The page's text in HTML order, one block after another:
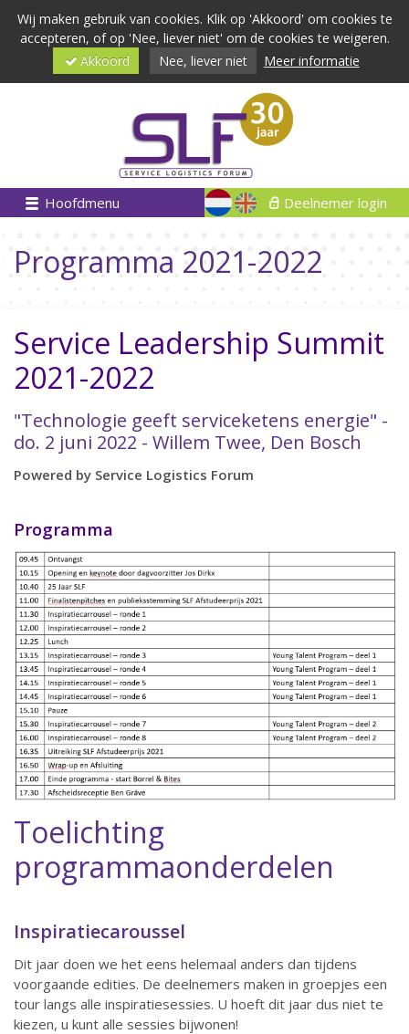
Wij maken gebruik van cookies. Klik op 'Akkoord' om cookies te
accepteren, of op 'Nee, liever niet' om de cookies te weigeren.
Akkoord
Nee, liever niet Meer informatie
Hoofdmenu Deelnemer login
Programma 2021-2022
Service Leadership Summit
2021-2022
"Technologie geeft serviceketens energie" -
do. 2 juni 2022 - Willem Twee, Den Bosch
Powered by Service Logistics Forum
Programma
Toelichting
programmaonderdelen
Inspiratiecaroussel
Dit jaar doen we het eens helemaal anders dan tijdens
voorgaande edities. De deelnemers maken in groepjes een
tour langs alle inspiratiesessies. U hoeft dit jaar dus niet te
kiezen, u kunt alle sessies bijwonen!